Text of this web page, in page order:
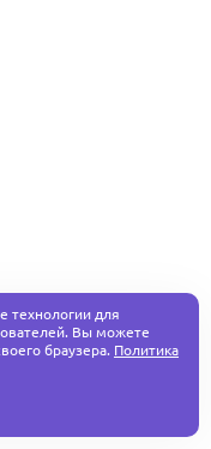
технологии для
Вы можете
браузера. Политика